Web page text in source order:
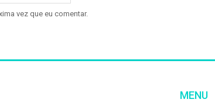
vez que eu comentar.
MENU